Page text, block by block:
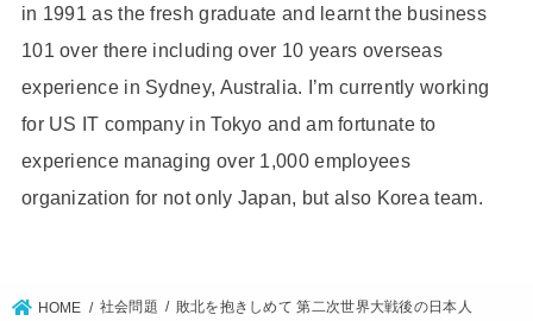
in 1991 as the fresh graduate and learnt the business
101 over there including over 10 years overseas
experience in Sydney, Australia. I’m currently working
for US IT company in Tokyo and am fortunate to
experience managing over 1,000 employees
organization for not only Japan, but also Korea team.
HOME 社会問題 敗北を抱きしめて 第二次世界大戦後の日本人